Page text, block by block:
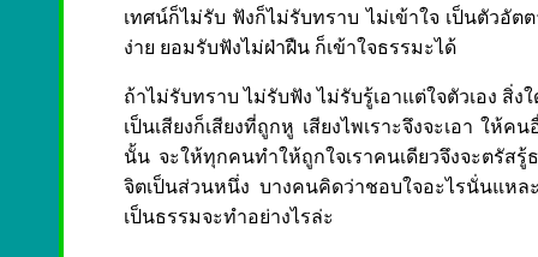
เทศน์ก็ไม่รับ ฟังก็ไม่รับทราบ ไม่เข้าใจ เป็นตัวอั
ง่าย ยอมรับฟังไม่ฝ่าฝืน ก็เข้าใจธรรมะได้
ถ้าไม่รับทราบ ไม่รับฟัง ไม่รับรู้เอาแต่ใจตัวเอง สิ่
เป็นเสียงก็เสียงที่ถูกหู เสียงไพเราะจึงจะเอา ให้
นั้น จะให้ทุกคนทำให้ถูกใจเราคนเดียวจึงจะตรัส
จิตเป็นส่วนหนึ่ง บางคนคิดว่าชอบใจอะไรนั่นแหล
เป็นธรรมจะทำอย่างไรล่ะ